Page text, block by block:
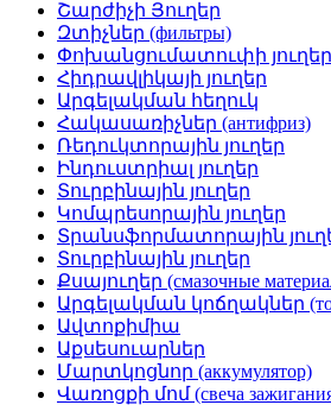
Շարժիչի Յուղեր
Զտիչներ (фильтры)
Փոխանցումատուփի յուղեր
Հիդրավլիկայի յուղեր
Արգելակման հեղուկ
Հակասառիչներ (антифриз)
Ռեդուկտորային յուղեր
Ինդուստրիալ յուղեր
Տուրբինային յուղեր
Կոմպրեսորային յուղեր
Տրանսֆորմատորային
Տուրբինային յուղեր
Քսայուղեր (смазочные
Արգելակման կոճղակներ
Ավտոքիմիա
Աքսեսուարներ
Մարտկոցնոր (аккумулятор)
Վառոցքի մոմ (свеча